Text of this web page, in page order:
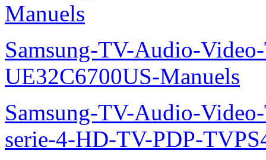
Manuels
Samsung-TV-Audio-
UE32C6700US-Manuels
Samsung-TV-Audio-
serie-4-HD-TV-PDP-